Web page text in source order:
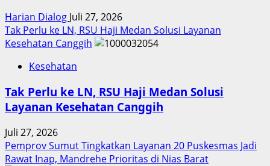
Harian Dialog Juli 27, 2026
Tak Perlu ke LN, RSU Haji Medan Solusi Layanan
Kesehatan Canggih
Kesehatan
Tak Perlu ke LN, RSU Haji Medan Solusi
Layanan Kesehatan Canggih
Juli 27, 2026
Pemprov Sumut Tingkatkan Layanan 20 Puskesmas Jadi
Rawat Inap, Mandrehe Prioritas di Nias Barat